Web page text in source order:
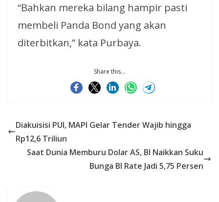
“Bahkan mereka bilang hampir pasti
membeli Panda Bond yang akan
diterbitkan,” kata Purbaya.
Share this...
Diakuisisi PUI, MAPI Gelar Tender Wajib hingga
Rp12,6 Triliun
Saat Dunia Memburu Dolar AS, BI Naikkan Suku
Bunga BI Rate Jadi 5,75 Persen